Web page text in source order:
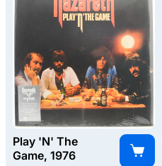
Play 'N' The
Game, 1976